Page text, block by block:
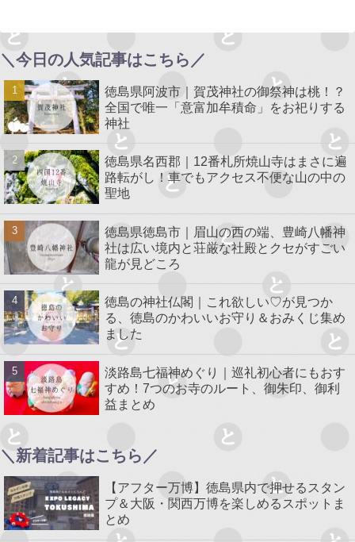
＼今日の人気記事はこちら／
徳島県阿波市｜賀茂神社の御祭神は桃！？
全国で唯一「意富加牟積命」をお祀りする
神社
徳島県名西郡｜12番札所焼山寺はまさに遍
路転がし！車でもアクセス不便な山の中の
聖地
徳島県徳島市｜眉山の西の端、豊崎八幡神
社は広い境内と荘厳な社殿とクセがすごい
龍が見どころ
徳島の神社仏閣｜これ欲しい♡が見つか
る、徳島のかわいいお守り＆おみくじ集め
ました
淡路島七福神めぐり｜巡礼初心者にもおす
すめ！7つのお寺のルート、御朱印、御利
益まとめ
＼新着記事はこちら／
【アフター万博】徳島県内で押せるスタン
プ＆大阪・関西万博を楽しめるスポットま
とめ